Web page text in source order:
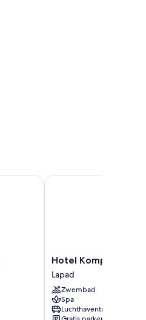
Hotel
Kompas
Lapad
Hotel Kompas
Lapad
Zwembad
Spa
Luchthaventransfer
Hotel Kompas